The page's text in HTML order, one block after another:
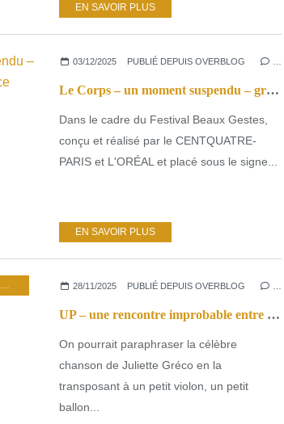
EN SAVOIR PLUS
03/12/2025 PUBLIÉ DEPUIS OVERBLOG
Le Corps – un moment suspendu – grâce et poésie pour démarrer ce festival.
Dans le cadre du Festival Beaux Gestes,
conçu et réalisé par le CENTQUATRE-
PARIS et L'ORÉAL et placé sous le signe...
EN SAVOIR PLUS
28/11/2025 PUBLIÉ DEPUIS OVERBLOG
UP – une rencontre improbable entre un violoniste et un « foot Freestyler »
On pourrait paraphraser la célèbre
chanson de Juliette Gréco en la
transposant à un petit violon, un petit
ballon...